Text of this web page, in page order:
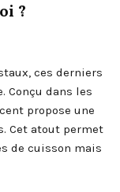
?
ces derniers
Conçu dans les
propose une
Cet atout permet
de cuisson mais